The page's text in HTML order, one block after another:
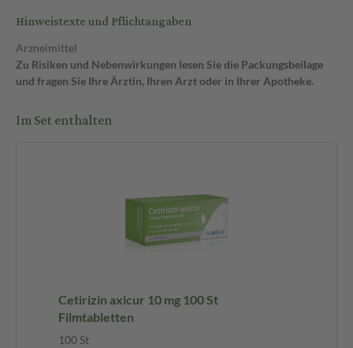
Hinweistexte und Pflichtangaben
Arzneimittel
Zu Risiken und Nebenwirkungen lesen Sie die Packungsbeilage
und fragen Sie Ihre Ärztin, Ihren Arzt oder in Ihrer Apotheke.
Im Set enthalten
Cetirizin axicur 10 mg 100 St
Filmtabletten
100 St